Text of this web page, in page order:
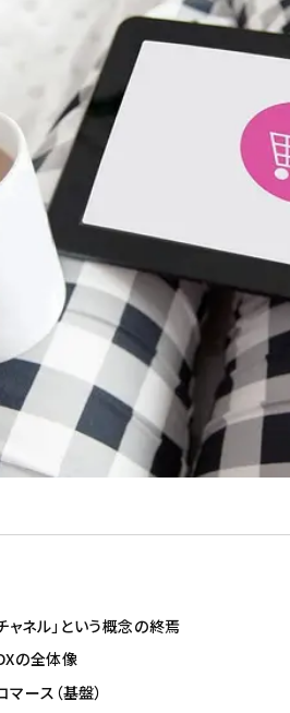
ネル」という概念の終焉
の全体像
ース（基盤）